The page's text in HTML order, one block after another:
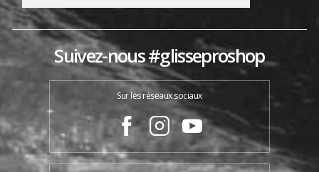
Suivez-nous #glisseproshop
Sur les réseaux sociaux